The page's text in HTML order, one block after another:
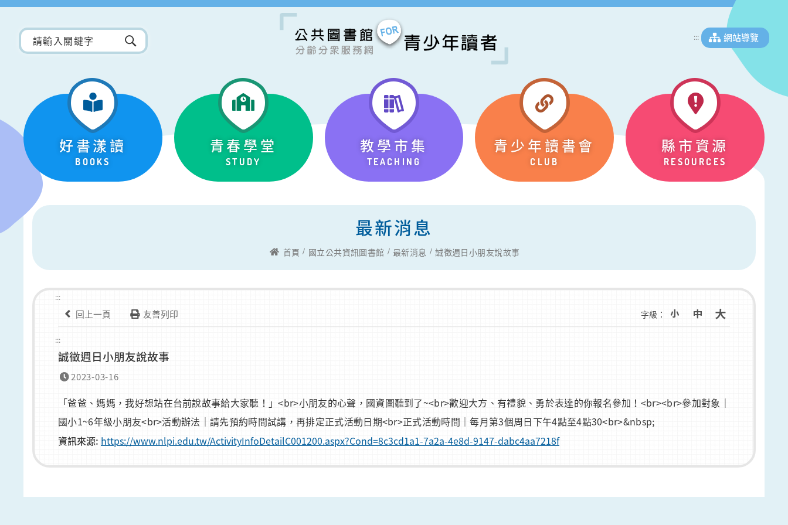
::: 網站導覽
好書漾讀
BOOKS
青春學堂
STUDY
教學市集
TEACHING
青少年讀書會
CLUB
縣市資源
RESOURCES
最新消息
首頁 國立公共資訊圖書館 最新消息 誠徵週日小朋友說故事
:::
回上一頁 友善列印 字級：
:::
誠徵週日小朋友說故事
2023-03-16
「爸爸、媽媽，我好想站在台前說故事給大家聽！」<br>小朋友的心聲，國資圖聽到了~<br>歡迎大方、有禮貌、勇於表達的你報名參加！<br><br>參加對象｜
國小1~6年級小朋友<br>活動辦法｜請先預約時間試講，再排定正式活動日期<br>正式活動時間｜每月第3個周日下午4點至4點30<br>&nbsp;
資訊來源: https://www.nlpi.edu.tw/ActivityInfoDetailC001200.aspx?Cond=8c3cd1a1-7a2a-4e8d-9147-dabc4aa7218f